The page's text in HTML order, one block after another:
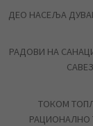
ДЕО НАСЕЉА
РАДОВИ НА
ТОКОМ
РАЦИОНАЛНО